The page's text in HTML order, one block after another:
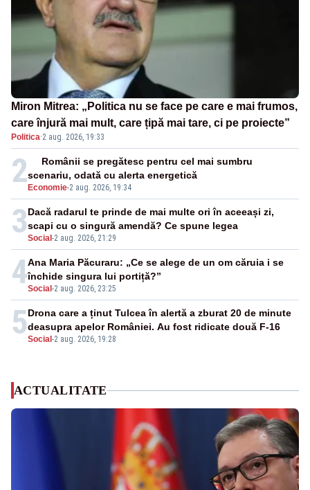
Miron Mitrea: „Politica nu se face pe care e mai frumos,
care înjură mai mult, care țipă mai tare, ci pe proiecte”
Politica·2 aug. 2026, 19:33
2 Economie-2 aug. 2026, 19:34
Românii se pregătesc pentru cel mai sumbru
scenariu, odată cu alerta energetică
3Social -2 aug. 2026, 21:29
Dacă radarul te prinde de mai multe ori în aceeași zi,
scapi cu o singură amendă? Ce spune legea
4Social -2 aug. 2026, 23:25
Ana Maria Păcuraru: „Ce se alege de un om căruia i se
închide singura lui portiță?”
5Social -2 aug. 2026, 19:28
Drona care a ținut Tulcea în alertă a zburat 20 de minute
deasupra apelor României. Au fost ridicate două F-16
ACTUALITATE